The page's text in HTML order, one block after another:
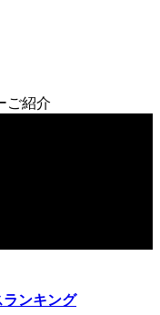
ンキング